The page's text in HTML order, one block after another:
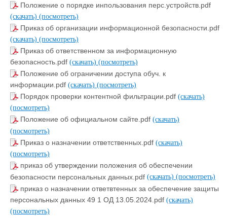
Положение о порядке инпользования перс.устройств.pdf
(скачать) (посмотреть)
Приказ об организации информационной безопасности.pdf
(скачать) (посмотреть)
Приказ об ответственном за информационную
безопасность.pdf (скачать) (посмотреть)
Положение об ограничении доступа обуч. к
информации.pdf (скачать) (посмотреть)
Порядок проверки контентной фильтрации.pdf (скачать)
(посмотреть)
Положение об официальном сайте.pdf (скачать)
(посмотреть)
Приказ о назначении ответственных.pdf (скачать)
(посмотреть)
приказ об утверждении положения об обеспечении
безопасности персональных данных.pdf (скачать) (посмотреть)
приказ о назначении ответвтенных за обеспечение защиты
персональных данных 49 1 ОД 13.05.2024.pdf (скачать)
(посмотреть)